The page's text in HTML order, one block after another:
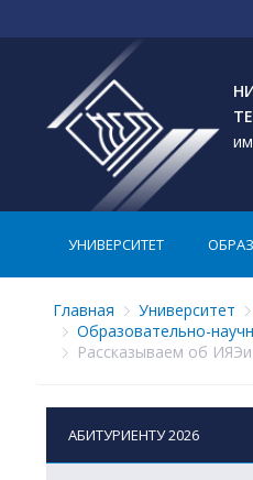
УНИВЕРСИТЕТ
Главная Университет
Образовательно-
Рассказываем об
АБИТУРИЕНТУ 2026